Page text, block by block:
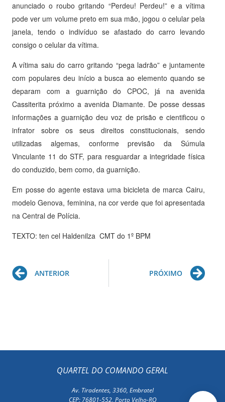
anunciado o roubo gritando “Perdeu! Perdeu!” e a vítima
pode ver um volume preto em sua mão, jogou o celular pela
janela, tendo o indivíduo se afastado do carro levando
consigo o celular da vítima.
A vítima saiu do carro gritando “pega ladrão” e juntamente
com populares deu início a busca ao elemento quando se
deparam com a guarnição do CPOC, já na avenida
Cassiterita próximo a avenida Diamante. De posse dessas
informações a guarnição deu voz de prisão e cientificou o
infrator sobre os seus direitos constitucionais, sendo
utilizadas algemas, conforme previsão da Súmula
Vinculante 11 do STF, para resguardar a integridade física
do conduzido, bem como, da guarnição.
Em posse do agente estava uma bicicleta de marca Cairu,
modelo Genova, feminina, na cor verde que foi apresentada
na Central de Polícia.
TEXTO: ten cel Haldenilza CMT do 1º BPM
Prev
ANTERIOR PRÓXIMO
QUARTEL DO COMANDO GERAL
Av. Tiradentes, 3360, Embratel
CEP: 76801-552, Porto Velho-RO